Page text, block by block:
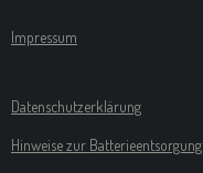
Impressum
Datenschutzerklärung
Hinweise zur Batterieentsorgung